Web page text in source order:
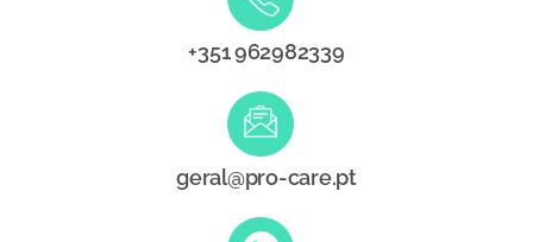
+351 962982339
geral@pro-care.pt